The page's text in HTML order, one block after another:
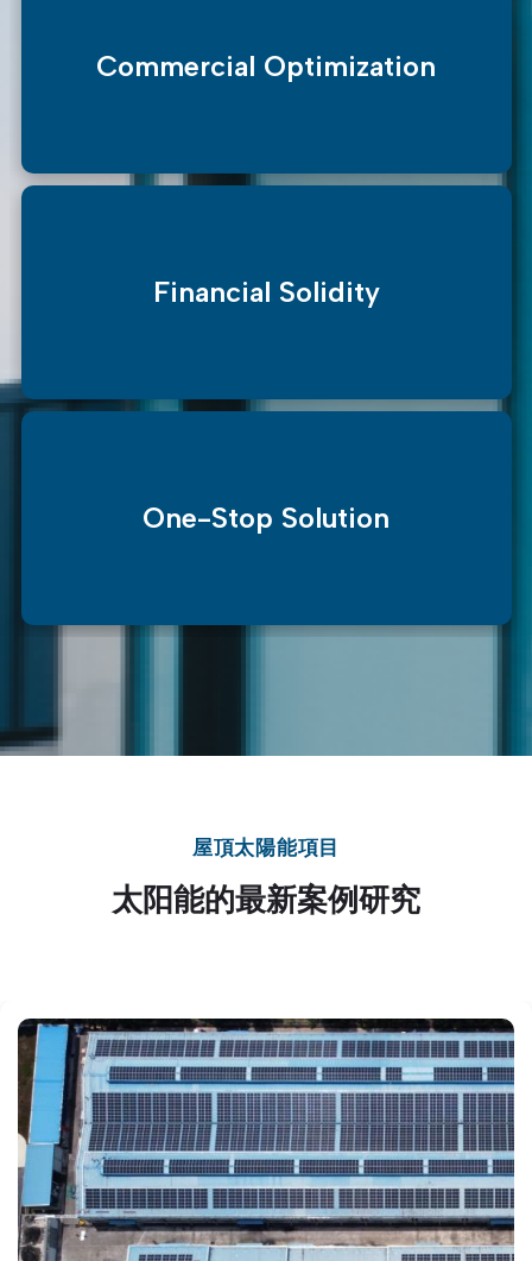
Commercial Optimization
Financial Solidity
One-Stop Solution
屋頂太陽能項目
太阳能的最新案例研究